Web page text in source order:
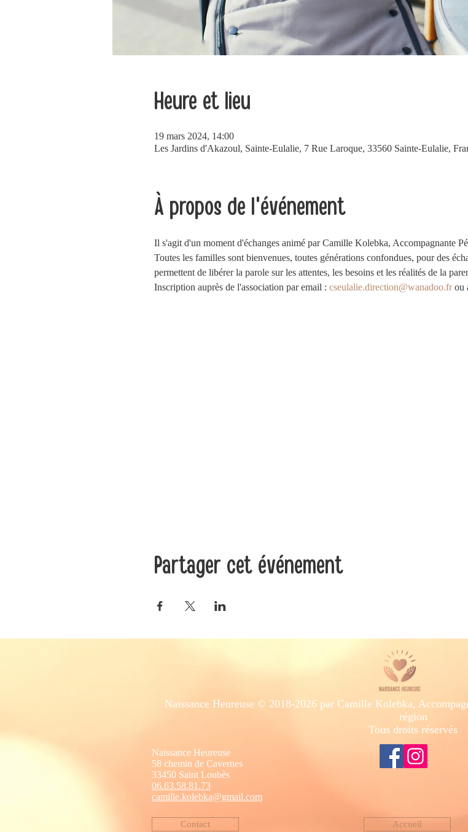
Heure et lieu
19 mars 2024, 14:00
Les Jardins d'Akazoul, Sainte-Eulalie, 7 Rue Laroque, 33560 Sainte-Eulalie,
À propos de l'événement
Il s'agit d'un moment d'échanges animé par Camille Kolebka, Accompagnante
Toutes les familles sont bienvenues, toutes générations confondues, pour des
permettent de libérer la parole sur les attentes, les besoins et les réalités de la
Inscription auprès de l'association par email : cseulalie.direction@wanadoo.fr ou
Partager cet événement
Naissance Heureuse © 2018-2026 par Camille Kolebka,
région
Tous droits réservés
Naissance Heureuse
58 chemin de Cavernes
33450 Saint Loubès
06.63.58.81.73
camille.kolebka@gmail.com
Contact Accueil